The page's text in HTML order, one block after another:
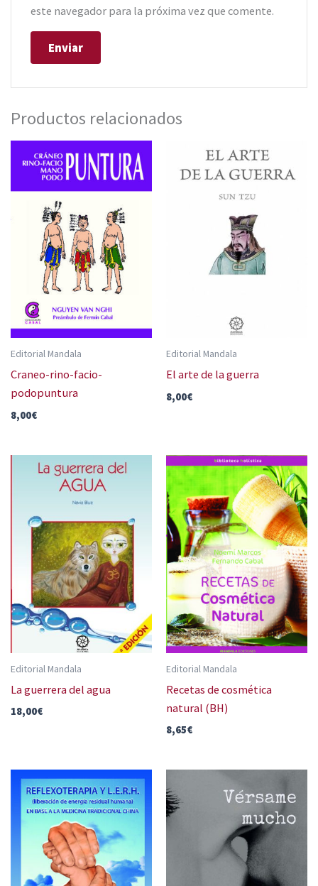
este navegador para la próxima vez que comente.
Productos relacionados
Editorial Mandala
Craneo-rino-facio-
podopuntura
8,00€
Editorial Mandala
El arte de la guerra
8,00€
Editorial Mandala
La guerrera del agua
18,00€
Editorial Mandala
Recetas de cosmética
natural (BH)
8,65€